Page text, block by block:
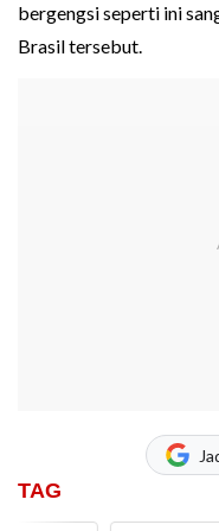
bergengsi seperti ini
Brasil tersebut.
TAG